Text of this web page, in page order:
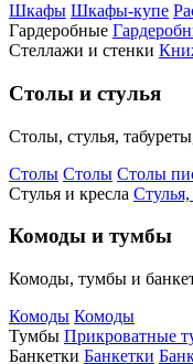
Шкафы Шкафы-купе
Гардеробные
Стеллажи и стенки
Столы и стулья
Столы, стулья,
Столы Столы Столы
Стулья и кресла
Комоды и тумбы
Комоды, тумбы и
Комоды Комоды
Тумбы Прикроватные
Банкетки Банкетки